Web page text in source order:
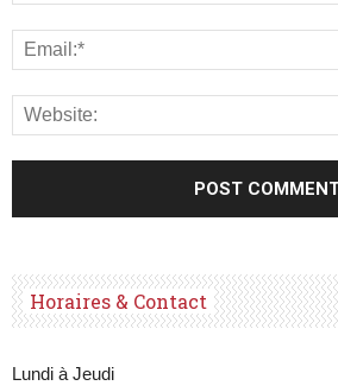
Horaires & Contact
Lundi à Jeudi